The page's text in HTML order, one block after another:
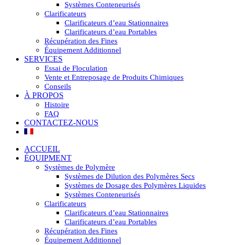
Systèmes Conteneurisés
Clarificateurs
Clarificateurs d’eau Stationnaires
Clarificateurs d’eau Portables
Récupération des Fines
Équipement Additionnel
SERVICES
Essai de Floculation
Vente et Entreposage de Produits Chimiques
Conseils
À PROPOS
Histoire
FAQ
CONTACTEZ-NOUS
ACCUEIL
ÉQUIPMENT
Systèmes de Polymère
Systèmes de Dilution des Polymères Secs
Systèmes de Dosage des Polymères Liquides
Systèmes Conteneurisés
Clarificateurs
Clarificateurs d’eau Stationnaires
Clarificateurs d’eau Portables
Récupération des Fines
Équipement Additionnel